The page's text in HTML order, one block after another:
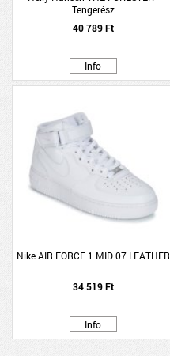
Tengerész
40 789 Ft
Info
Nike AIR FORCE 1 MID 07 LEATHER
34 519 Ft
Info